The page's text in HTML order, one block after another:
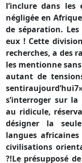
l’inclure dans
négligée en
de séparation.
eux ! Cette
recherches, a des
les mentionne sans
autant de
s’interroger sur
au ridicule,
désigner la
langues
civilisations
?!Le présupposé